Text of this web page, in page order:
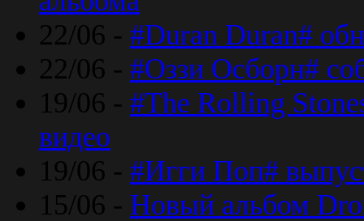
22/06 - #Duran Duran#
22/06 - #Оззи Осборн#
19/06 - #The Rolling
видео
19/06 - #Игги Поп#
15/06 - Новый альбом